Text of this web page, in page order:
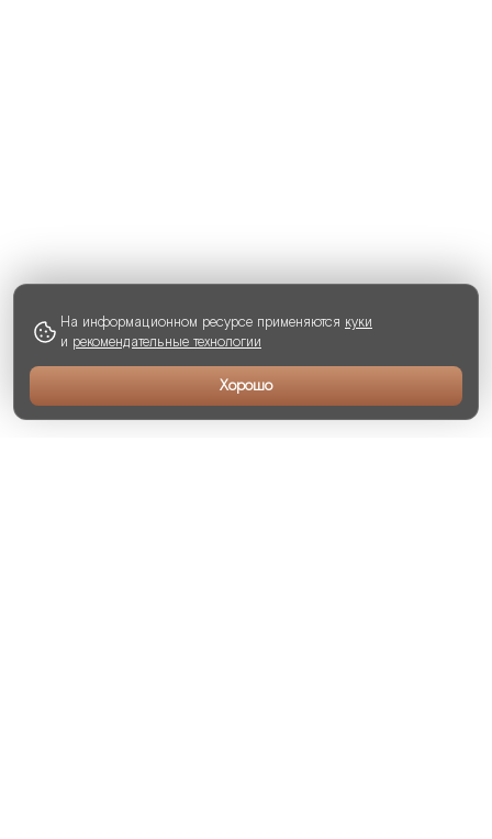
На информационном ресурсе применяются куки
и рекомендательные технологии
Хорошо